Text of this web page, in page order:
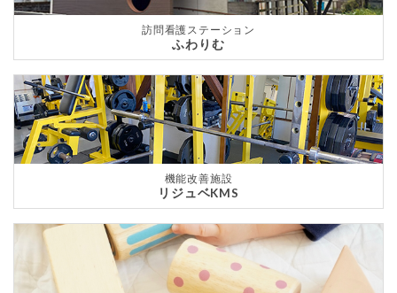
訪問看護ステーション
ふわりむ
機能改善施設
リジュベKMS